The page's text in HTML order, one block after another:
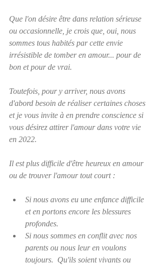
Que l'on désire être dans relation sérieuse
ou occasionnelle, je crois que, oui, nous
sommes tous habités par cette envie
irrésistible de tomber en amour... pour de
bon et pour de vrai.
Toutefois, pour y arriver, nous avons
d'abord besoin de réaliser certaines choses
et je vous invite à en prendre conscience si
vous désirez attirer l'amour dans votre vie
en 2022.
Il est plus difficile d'être heureux en amour
ou de trouver l'amour tout court :
Si nous avons eu une enfance difficile
et en portons encore les blessures
profondes.
Si nous sommes en conflit avec nos
parents ou nous leur en voulons
toujours.  Qu'ils soient vivants ou